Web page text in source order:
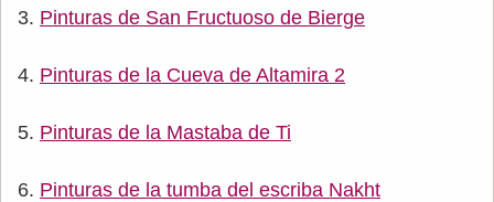
Pinturas de San Fructuoso de Bierge
Pinturas de la Cueva de Altamira 2
Pinturas de la Mastaba de Ti
Pinturas de la tumba del escriba Nakht